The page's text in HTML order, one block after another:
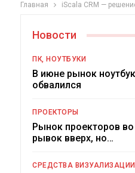
Главная iScala CRM —
Новости
ПК, НОУТБУКИ
В июне рынок
обвалился
ПРОЕКТОРЫ
Рынок проекторов во
рывок вверх, но…
СРЕДСТВА ВИЗУАЛИЗАЦИИ
Цифровая
Краткий